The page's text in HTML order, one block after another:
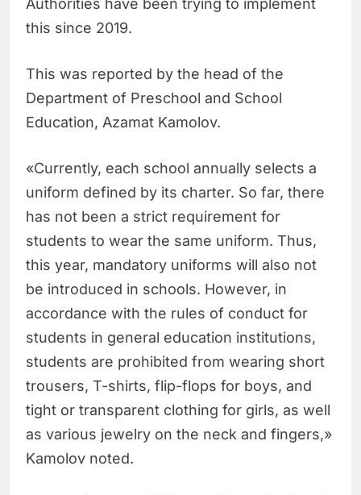
Authorities have been trying to implement
this since 2019.
This was reported by the head of the
Department of Preschool and School
Education, Azamat Kamolov.
«Currently, each school annually selects a
uniform defined by its charter. So far, there
has not been a strict requirement for
students to wear the same uniform. Thus,
this year, mandatory uniforms will also not
be introduced in schools. However, in
accordance with the rules of conduct for
students in general education institutions,
students are prohibited from wearing short
trousers, T-shirts, flip-flops for boys, and
tight or transparent clothing for girls, as well
as various jewelry on the neck and fingers,»
Kamolov noted.